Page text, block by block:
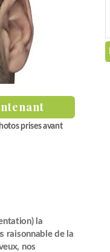
prises avant
la
raisonnable de la
nos